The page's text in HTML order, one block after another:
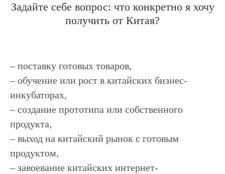
Задайте себе вопрос: что конкретно я хочу
получить от Китая?
– поставку готовых товаров,
– обучение или рост в китайских бизнес-
инкубаторах,
– создание прототипа или собственного
продукта,
– выход на китайский рынок с готовым
продуктом,
– завоевание китайских интернет-